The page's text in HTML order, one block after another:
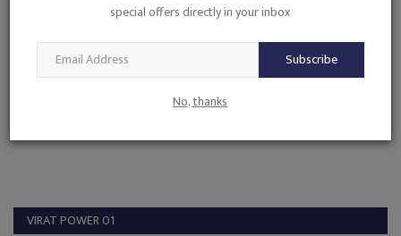
special offers directly in your inbox
Subscribe
No, thanks
VIRAT POWER 01